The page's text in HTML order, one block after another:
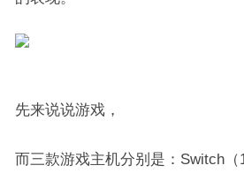
先来说说游戏，
而三款游戏主机分别是：Switch（